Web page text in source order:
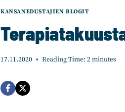
KANSANEDUSTAJIEN BLOGIT
17.11.2020 Reading Time: 2minutes